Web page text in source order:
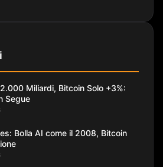
Miliardi, Bitcoin Solo +3%:
Segue
Bolla AI come il 2008, Bitcoin